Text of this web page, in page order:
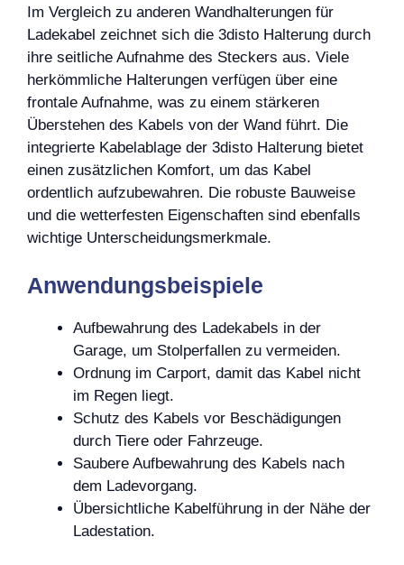
Im Vergleich zu anderen Wandhalterungen für
Ladekabel zeichnet sich die 3disto Halterung durch
ihre seitliche Aufnahme des Steckers aus. Viele
herkömmliche Halterungen verfügen über eine
frontale Aufnahme, was zu einem stärkeren
Überstehen des Kabels von der Wand führt. Die
integrierte Kabelablage der 3disto Halterung bietet
einen zusätzlichen Komfort, um das Kabel
ordentlich aufzubewahren. Die robuste Bauweise
und die wetterfesten Eigenschaften sind ebenfalls
wichtige Unterscheidungsmerkmale.
Anwendungsbeispiele
Aufbewahrung des Ladekabels in der
Garage, um Stolperfallen zu vermeiden.
Ordnung im Carport, damit das Kabel nicht
im Regen liegt.
Schutz des Kabels vor Beschädigungen
durch Tiere oder Fahrzeuge.
Saubere Aufbewahrung des Kabels nach
dem Ladevorgang.
Übersichtliche Kabelführung in der Nähe der
Ladestation.